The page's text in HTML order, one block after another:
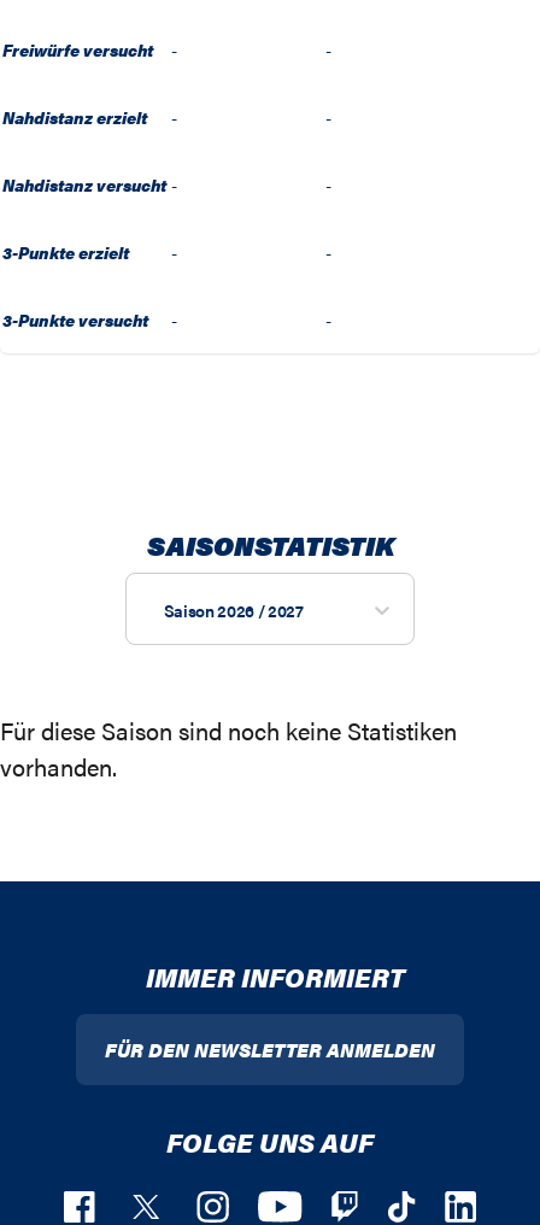
Freiwürfe versucht - -
Nahdistanz erzielt - -
Nahdistanz versucht - -
3-Punkte erzielt - -
3-Punkte versucht - -
SAISONSTATISTIK
Saison 2026 / 2027
Für diese Saison sind noch keine Statistiken
vorhanden.
IMMER INFORMIERT
FÜR DEN NEWSLETTER ANMELDEN
FOLGE UNS AUF